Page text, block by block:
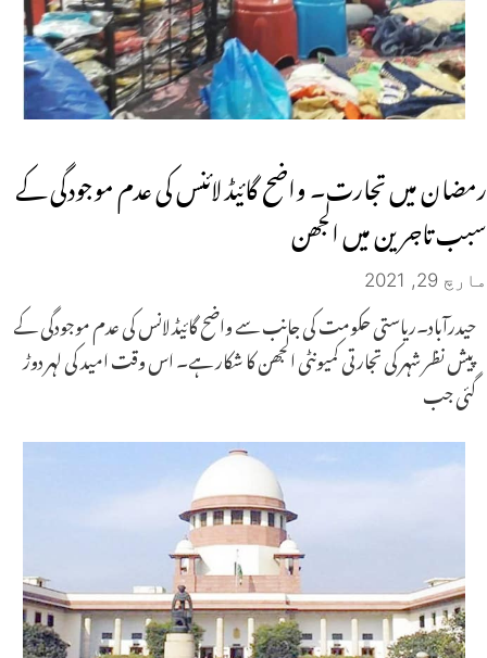
رمضان میں تجارت۔ واضح گائیڈ لائنس کی عدم موجودگی کے
سبب تاجرین میں الجھن
مارچ 29, 2021
حیدرآباد۔ریاستی حکومت کی جانب سے واضح گائیڈ لانس کی عدم موجودگی کے
پیش نظر شہر کی تجارتی کمیونٹی الجھن کا شکار ہے۔ اس وقت امید کی لہر دوڑ
گئی جب